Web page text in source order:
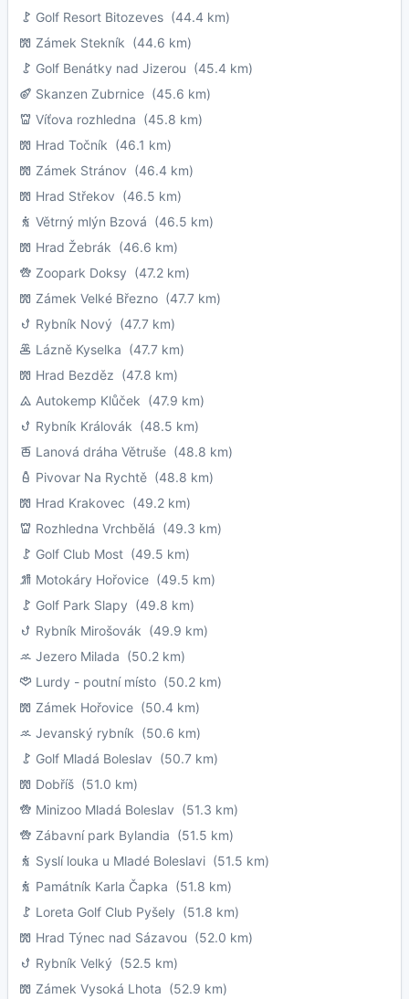
Golf Resort Bitozeves (44.4 km)
Zámek Stekník (44.6 km)
Golf Benátky nad Jizerou (45.4 km)
Skanzen Zubrnice (45.6 km)
Víťova rozhledna (45.8 km)
Hrad Točník (46.1 km)
Zámek Stránov (46.4 km)
Hrad Střekov (46.5 km)
Větrný mlýn Bzová (46.5 km)
Hrad Žebrák (46.6 km)
Zoopark Doksy (47.2 km)
Zámek Velké Březno (47.7 km)
Rybník Nový (47.7 km)
Lázně Kyselka (47.7 km)
Hrad Bezděz (47.8 km)
Autokemp Klůček (47.9 km)
Rybník Královák (48.5 km)
Lanová dráha Větruše (48.8 km)
Pivovar Na Rychtě (48.8 km)
Hrad Krakovec (49.2 km)
Rozhledna Vrchbělá (49.3 km)
Golf Club Most (49.5 km)
Motokáry Hořovice (49.5 km)
Golf Park Slapy (49.8 km)
Rybník Mirošovák (49.9 km)
Jezero Milada (50.2 km)
Lurdy - poutní místo (50.2 km)
Zámek Hořovice (50.4 km)
Jevanský rybník (50.6 km)
Golf Mladá Boleslav (50.7 km)
Dobříš (51.0 km)
Minizoo Mladá Boleslav (51.3 km)
Zábavní park Bylandia (51.5 km)
Syslí louka u Mladé Boleslavi (51.5 km)
Památník Karla Čapka (51.8 km)
Loreta Golf Club Pyšely (51.8 km)
Hrad Týnec nad Sázavou (52.0 km)
Rybník Velký (52.5 km)
Zámek Vysoká Lhota (52.9 km)